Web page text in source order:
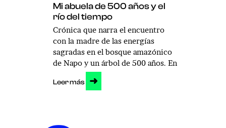
Mi abuela de 500 años y el
río del tiempo
Crónica que narra el encuentro
con la madre de las energías
sagradas en el bosque amazónico
de Napo y un árbol de 500 años. En
Leer más ➜